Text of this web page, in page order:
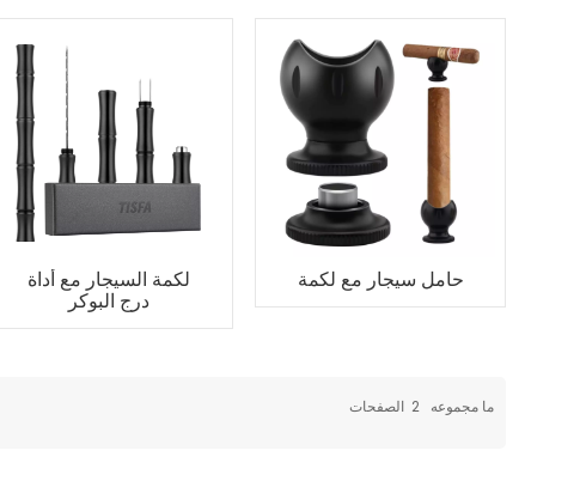
لكمة السيجار مع أداة
درج البوكر
حامل سيجار مع لكمة
ما مجموعه 2 الصفحات